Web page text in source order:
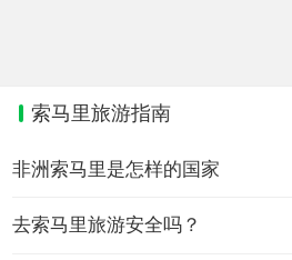
索马里旅游指南
非洲索马里是怎样的国家
去索马里旅游安全吗？